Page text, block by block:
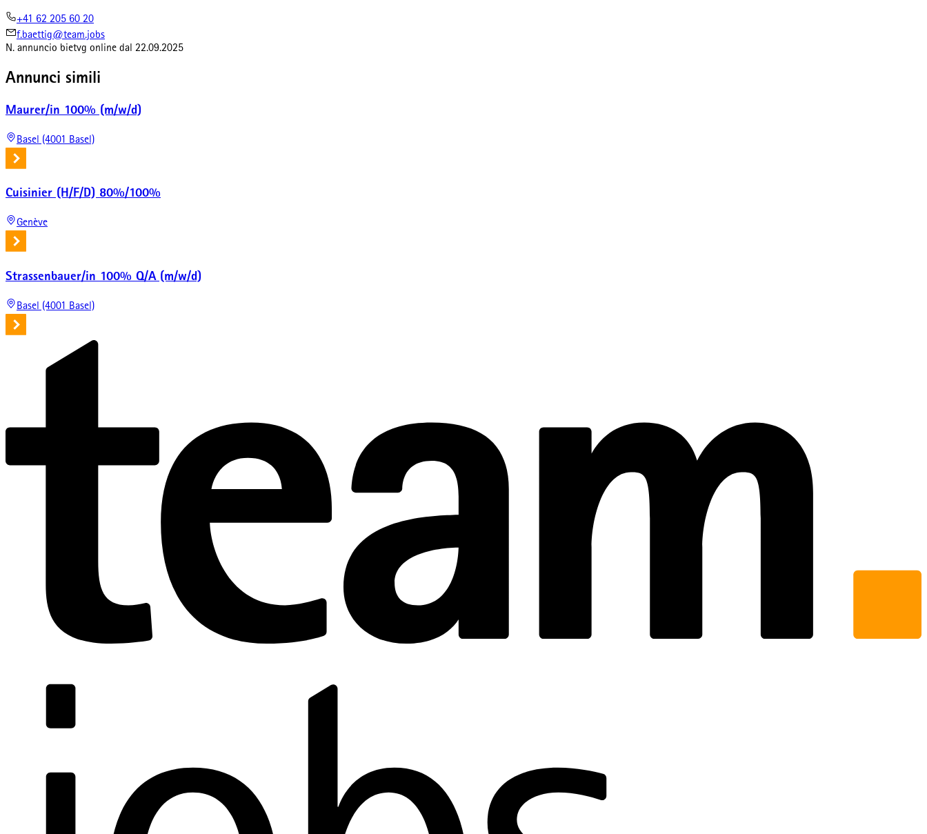
+41 62 205 60 20
f.baettig@team.jobs
N. annuncio bietvg online dal 22.09.2025
Annunci simili
Maurer/in 100% (m/w/d)
Basel (4001 Basel)
Cuisinier (H/F/D) 80%/100%
Genève
Strassenbauer/in 100% Q/A (m/w/d)
Basel (4001 Basel)